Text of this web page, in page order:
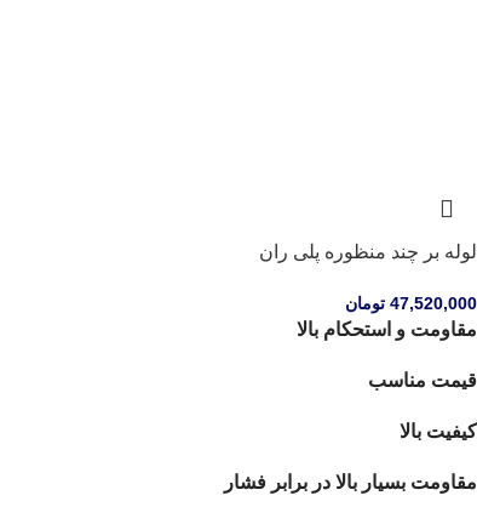
لوله بر چند منظوره پلی ران
47,520,000 تومان
مقاومت و استحکام بالا
قیمت مناسب
کیفیت بالا
مقاومت بسیار بالا در برابر فشار